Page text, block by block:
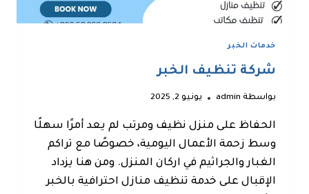
خدمات الخبر
شركة تنظيف الخبر
بواسطة admin يونيو 2, 2025
الحفاظ على منزل نظيف ومرتب لم يعد أمرًا سهلًا
وسط زحمة الأعمال اليومية، خصوصًا مع تراكم
الغبار والجراثيم في اركان المنزل. ومن هنا يزداد
الإقبال على خدمة تنظيف منازل احترافية بالخبر